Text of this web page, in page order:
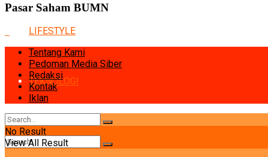
LIFESTYLE
TEKNOLOGI
Pasar Saham BUMN
Tentang Kami
Pedoman Media Siber
Redaksi
Kontak
Iklan
No Result
View All Result